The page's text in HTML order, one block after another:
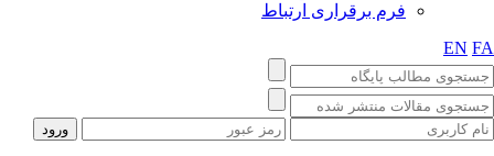
فرم برقراری ارتباط
EN